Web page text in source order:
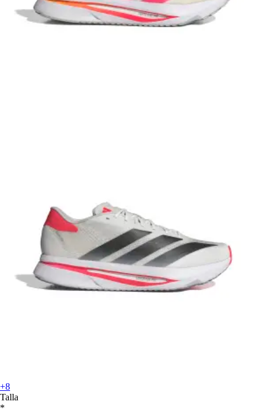
+8
Talla
*